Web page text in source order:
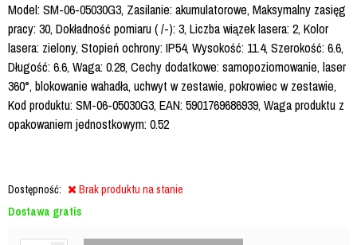
Model: SM-06-05030G3, Zasilanie: akumulatorowe, Maksymalny zasięg
pracy: 30, Dokładność pomiaru ( /-): 3, Liczba wiązek lasera: 2, Kolor
lasera: zielony, Stopień ochrony: IP54, Wysokość: 11.4, Szerokość: 6.6,
Długość: 6.6, Waga: 0.28, Cechy dodatkowe: samopoziomowanie, laser
360°, blokowanie wahadła, uchwyt w zestawie, pokrowiec w zestawie,
Kod produktu: SM-06-05030G3, EAN: 5901769686939, Waga produktu z
opakowaniem jednostkowym: 0.52
Dostępność:
Brak produktu na stanie
Dostawa gratis